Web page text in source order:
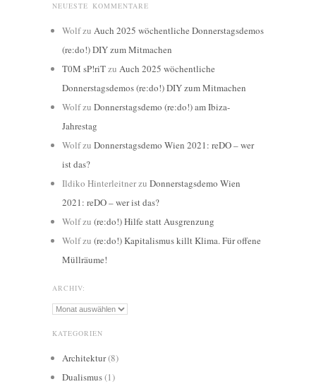
NEUESTE KOMMENTARE
Wolfzu Auch 2025 wöchentliche Donnerstagsdemos
(re:do!) DIY zum Mitmachen
T0M sP!riTzu Auch 2025 wöchentliche
Donnerstagsdemos (re:do!) DIY zum Mitmachen
Wolfzu Donnerstagsdemo (re:do!) am Ibiza-
Jahrestag
Wolfzu Donnerstagsdemo Wien 2021: reDO – wer
ist das?
Ildiko Hinterleitnerzu Donnerstagsdemo Wien
2021: reDO – wer ist das?
Wolfzu (re:do!) Hilfe statt Ausgrenzung
Wolfzu (re:do!) Kapitalismus killt Klima. Für offene
Müllräume!
ARCHIV:
Archiv:
KATEGORIEN
Architektur(8)
Dualismus(1)